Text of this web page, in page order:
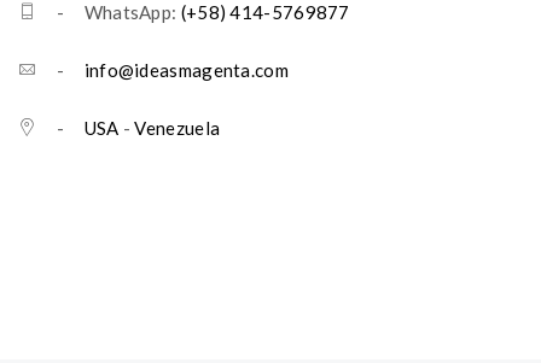
- WhatsApp: (+58) 414-5769877
- info@ideasmagenta.com
- USA -Venezuela